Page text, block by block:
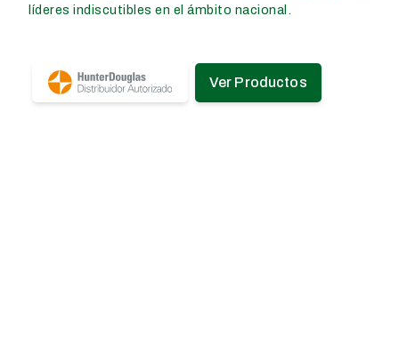
líderes indiscutibles en el ámbito nacional.
Ver Productos